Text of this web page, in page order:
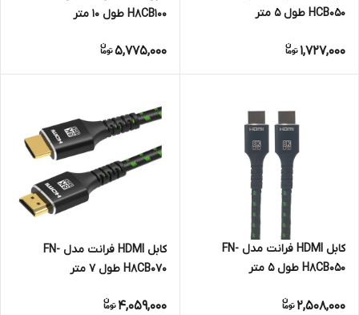
HCB050 طول 5 متر
1,727,000
H8CB100 طول 10 متر
5,775,000
کابل HDMI فرانت مدل FN-
H8CB050 طول 5 متر
2,508,000
کابل HDMI فرانت مدل FN-
H8CB070 طول 7 متر
4,059,000